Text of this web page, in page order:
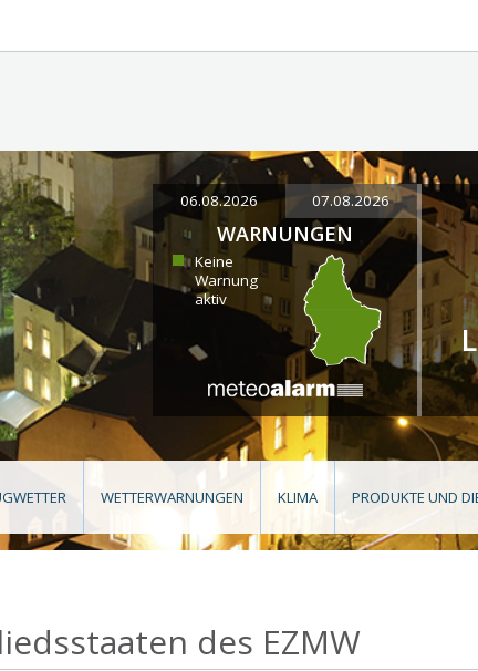
06.08.2026 07.08.2026
WARNUNGEN
Keine
Warnung
aktiv
WETTERWARNUNGEN KLIMA PRODUKTE UND
des EZMW